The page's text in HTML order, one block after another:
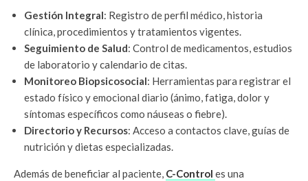
Gestión Integral: Registro de perfil médico, historia
clínica, procedimientos y tratamientos vigentes.
Seguimiento de Salud: Control de medicamentos, estudios
de laboratorio y calendario de citas.
Monitoreo Biopsicosocial: Herramientas para registrar el
estado físico y emocional diario (ánimo, fatiga, dolor y
síntomas específicos como náuseas o fiebre).
Directorio y Recursos: Acceso a contactos clave, guías de
nutrición y dietas especializadas.
Además de beneficiar al paciente, C-Control es una